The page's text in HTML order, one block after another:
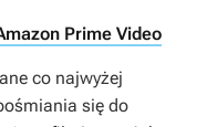
Prime Video
co najwyżej
się do